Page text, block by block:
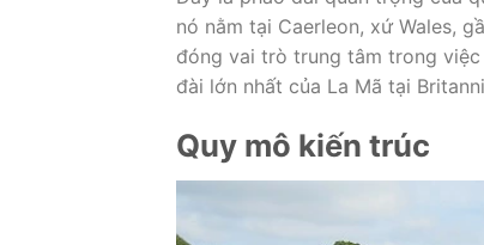
nó nằm tại Caerleon, xứ Wales,
đóng vai trò trung tâm trong
đài lớn nhất của La Mã tại
Quy mô kiến trúc